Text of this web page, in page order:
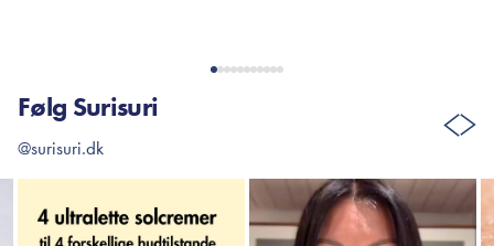
Følg Surisuri
@surisuri.dk